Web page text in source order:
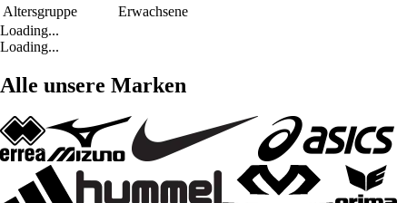
Altersgruppe
Erwachsene
Loading...
Loading...
Alle unsere Marken